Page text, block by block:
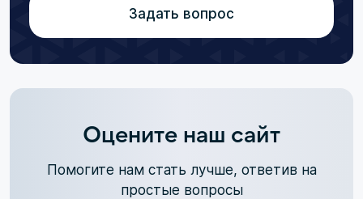
Задать вопрос
Оцените наш сайт
Помогите нам стать лучше, ответив на
простые вопросы